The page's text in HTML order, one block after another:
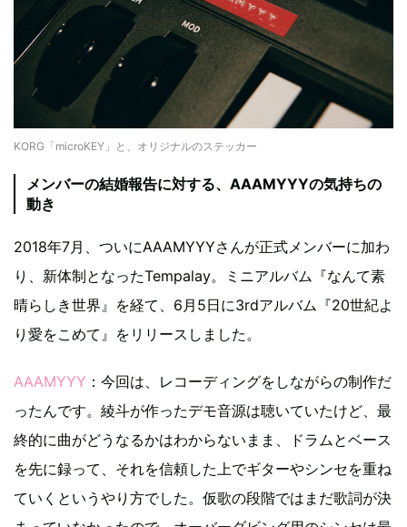
KORG「microKEY」と、オリジナルのステッカー
メンバーの結婚報告に対する、AAAMYYYの気持ちの
動き
2018年7月、ついにAAAMYYYさんが正式メンバーに加わ
り、新体制となったTempalay。ミニアルバム『なんて素
晴らしき世界』を経て、6月5日に3rdアルバム『20世紀よ
り愛をこめて』をリリースしました。
AAAMYYY ：今回は、レコーディングをしながらの制作だ
ったんです。綾斗が作ったデモ音源は聴いていたけど、最
終的に曲がどうなるかはわからないまま、ドラムとベース
を先に録って、それを信頼した上でギターやシンセを重ね
ていくというやり方でした。仮歌の段階ではまだ歌詞が決